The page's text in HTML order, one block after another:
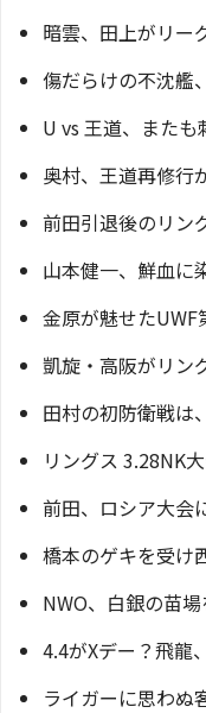
暗雲、田上がリー
傷だらけの不沈艦
U vs 王道、またも
奥村、王道再修行
前田引退後のリン
山本健一、鮮血に
金原が魅せたUWF
凱旋・高阪がリン
田村の初防衛戦は
リングス 3.28NK
前田、ロシア大会
橋本のゲキを受け
NWO、白銀の苗
4.4がXデー？飛龍
ライガーに思わぬ